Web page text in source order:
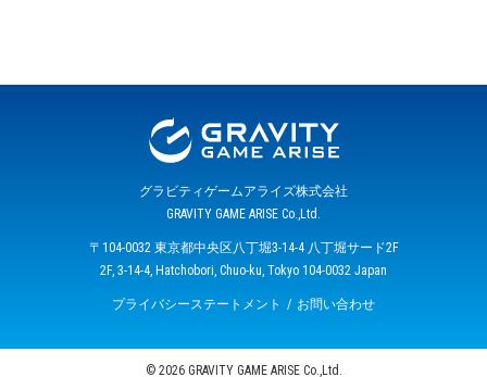
グラビティゲームアライズ株式会社
GRAVITY GAME ARISE Co.,Ltd.
〒104-0032 東京都中央区八丁堀3-14-4 八丁堀サード2F
2F, 3-14-4, Hatchobori, Chuo-ku, Tokyo 104-0032 Japan
プライバシーステートメント お問い合わせ
© 2026 GRAVITY GAME ARISE Co.,Ltd.